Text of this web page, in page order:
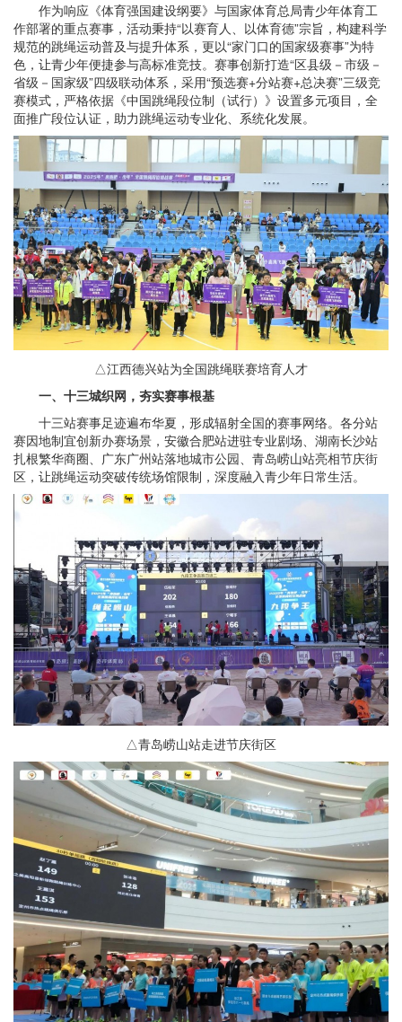
作为响应《体育强国建设纲要》与国家体育总局青少年体育工
作部署的重点赛事，活动秉持“以赛育人、以体育德”宗旨，构建科学
规范的跳绳运动普及与提升体系，更以“家门口的国家级赛事”为特
色，让青少年便捷参与高标准竞技。赛事创新打造“区县级－市级－
省级－国家级”四级联动体系，采用“预选赛+分站赛+总决赛”三级竞
赛模式，严格依据《中国跳绳段位制（试行）》设置多元项目，全
面推广段位认证，助力跳绳运动专业化、系统化发展。
△江西德兴站为全国跳绳联赛培育人才
一、十三城织网，夯实赛事根基
十三站赛事足迹遍布华夏，形成辐射全国的赛事网络。各分站
赛因地制宜创新办赛场景，安徽合肥站进驻专业剧场、湖南长沙站
扎根繁华商圈、广东广州站落地城市公园、青岛崂山站亮相节庆街
区，让跳绳运动突破传统场馆限制，深度融入青少年日常生活。
△青岛崂山站走进节庆街区